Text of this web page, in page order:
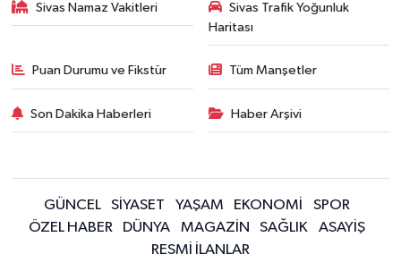
Sivas Namaz Vakitleri
Sivas Trafik Yoğunluk
Haritası
Puan Durumu ve Fikstür Tüm Manşetler
Son Dakika Haberleri Haber Arşivi
GÜNCEL SİYASET YAŞAM EKONOMİ
SPOR
ÖZEL HABER
DÜNYA MAGAZİN SAĞLIK
ASAYİŞ
RESMİ İLANLAR